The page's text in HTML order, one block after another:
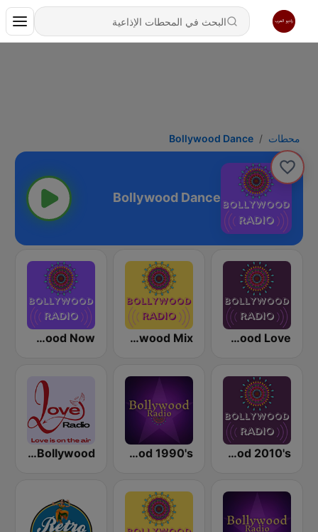
محطات Bollywood Dance
Bollywood Dance
Bollywood Love
Bollywood Mix
Bollywood Now
Bollywood 2010's
Bollywood 1990's
Love Radio - Bollywood